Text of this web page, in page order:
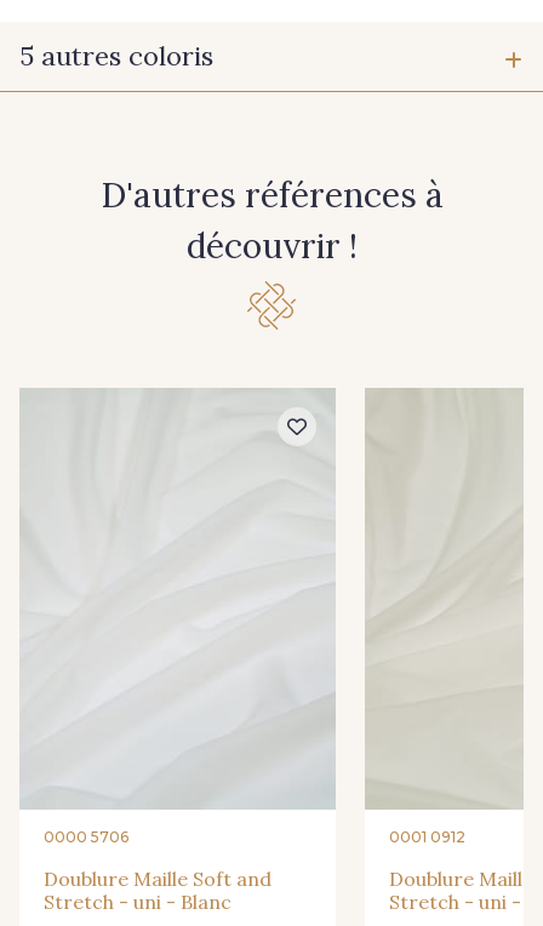
5 autres coloris
D'autres références à
découvrir !
0000 5706
Doublure Maille Soft and
Stretch - uni - Blanc
0001 0912
Doublure Maille
Stretch - uni -